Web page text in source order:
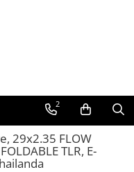
2
29x2.35 FLOW
TLR, E-